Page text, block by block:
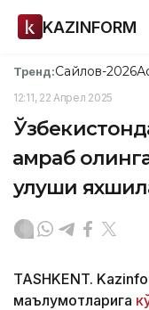
KAZINFORM
Тренд:Сайлов-2026
12:11, 22 Апрел 2025
қамраб
улуши
TASHKENT.
маълумотларига